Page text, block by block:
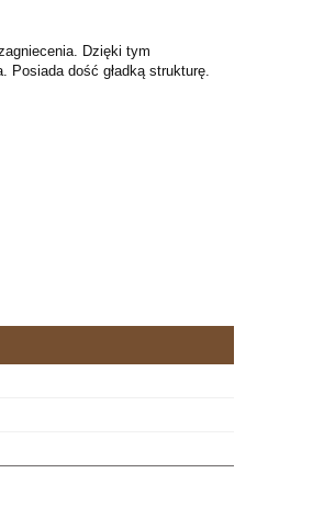
Dzięki tym
Posiada dość gładką strukturę.